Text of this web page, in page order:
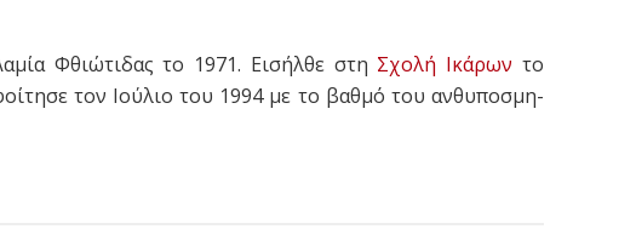
Φθιώτιδας το 1971. Εισήλθε στη Σχολή Ικάρων το
τον Ιούλιο του 1994 με το βαθμό του ανθυπο­σμη­